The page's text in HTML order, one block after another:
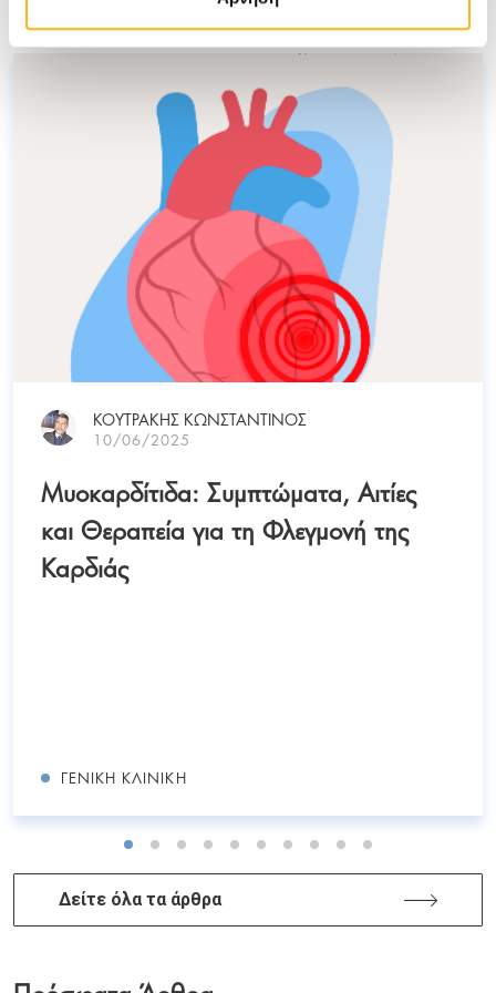
ΚΟΥΤΡΑΚΗΣ ΚΩΝΣΤΑΝΤΙΝΟΣ
10/06/2025
Μυοκαρδίτιδα: Συμπτώματα, Αιτίες
και Θεραπεία για τη Φλεγμονή της
Καρδιάς
ΓΕΝΙΚΉ ΚΛΙΝΙΚΉ
Δείτε όλα τα άρθρα